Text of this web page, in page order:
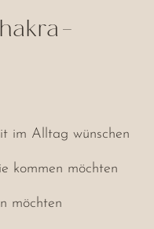
im Alltag wünschen
kommen möchten
möchten